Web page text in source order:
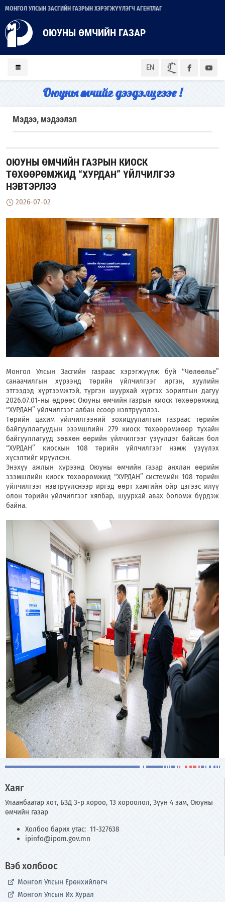
МОНГОЛ УЛСЫН ЗАСГИЙН ГАЗРЫН ХЭРЭГЖҮҮЛЭГЧ АГЕНТЛАГ
ОЮУНЫ ӨМЧИЙН ГАЗАР
EN ᠮᠣᠨ
Оюуны өмчийг дээдэлцгээе !
Мэдээ, мэдээлэл
ОЮУНЫ ӨМЧИЙН ГАЗРЫН КИОСК
ТӨХӨӨРӨМЖИД “ХУРДАН” ҮЙЛЧИЛГЭЭ
НЭВТЭРЛЭЭ
2026-07-02
Монгол Улсын Засгийн газраас хэрэгжүүлж буй “Чөлөөлье”
санаачилгын хүрээнд төрийн үйлчилгээг иргэн, хуулийн
этгээдэд хүртээмжтэй, түргэн шуурхай хүргэх зорилтын дагуу
2026.07.01-ны өдрөөс Оюуны өмчийн газрын киоск төхөөрөмжид
“ХУРДАН” үйлчилгээг албан ёсоор нэвтрүүллээ.
Төрийн цахим үйлчилгээний зохицуулалтын газраас төрийн
байгууллагуудын эзэмшлийн 279 киоск төхөөрөмжөөр тухайн
байгууллагууд зөвхөн өөрийн үйлчилгээг үзүүлдэг байсан бол
“ХУРДАН” киоскын 108 төрийн үйлчилгээг нэмж үзүүлэх
хүсэлтийг ирүүлсэн.
Энэхүү ажлын хүрээнд Оюуны өмчийн газар анхлан өөрийн
эзэмшлийн киоск төхөөрөмжид “ХУРДАН” системийн 108 төрийн
үйлчилгээг нэвтрүүлснээр иргэд өөрт хамгийн ойр цэгээс илүү
олон төрийн үйлчилгээг хялбар, шуурхай авах боломж бүрдэж
байна.
Хаяг
Улаанбаатар хот, БЗД 3-р хороо, 13 хороолол, Зүүн 4 зам, Оюуны
өмчийн газар
Холбоо барих утас: 11-327638
ipinfo@ipom.gov.mn
Вэб холбоос
Монгол Улсын Ерөнхийлөгч
Монгол Улсын Их Хурал